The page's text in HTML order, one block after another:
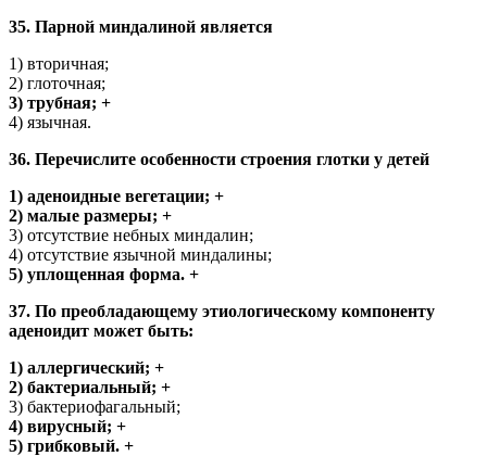
35. Парной миндалиной является
1) вторичная;
2) глоточная;
3) трубная; +
4) язычная.
36. Перечислите особенности строения глотки у детей
1) аденоидные вегетации; +
2) малые размеры; +
3) отсутствие небных миндалин;
4) отсутствие язычной миндалины;
5) уплощенная форма. +
37. По преобладающему этиологическому компоненту
аденоидит может быть:
1) аллергический; +
2) бактериальный; +
3) бактериофагальный;
4) вирусный; +
5) грибковый. +